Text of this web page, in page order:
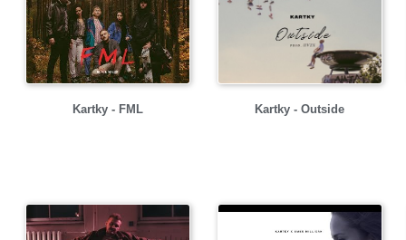
Kartky - FML Kartky - Outside